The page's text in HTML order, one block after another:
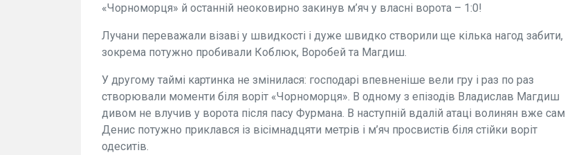
«Чорноморця» й останній неоковирно закинув м’яч у власні ворота – 1:0!
Лучани переважали візаві у швидкості і дуже швидко створили ще кілька нагод забити,
зокрема потужно пробивали Коблюк, Воробей та Магдиш.
У другому таймі картинка не змінилася: господарі впевненіше вели гру і раз по раз
створювали моменти біля воріт «Чорноморця». В одному з епізодів Владислав Магдиш
дивом не влучив у ворота після пасу Фурмана. В наступній вдалій атаці волинян вже сам
Денис потужно приклався із вісімнадцяти метрів і м’яч просвистів біля стійки воріт
одеситів.